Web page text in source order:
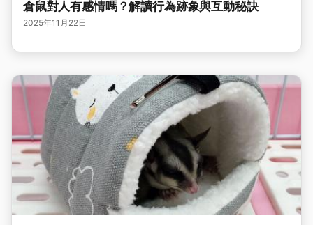
倉鼠對人有感情嗎？解讀行為跡象與互動秘訣
2025年11月22日